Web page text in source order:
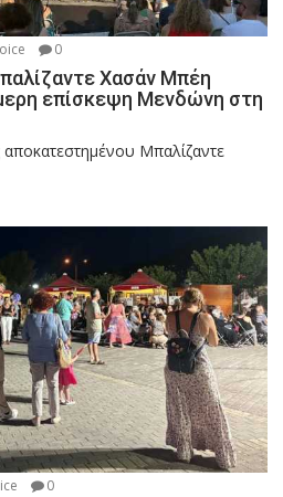
0
Χασάν Μπέη
επίσκεψη Μενδώνη στη
Μπαλίζαντε
0